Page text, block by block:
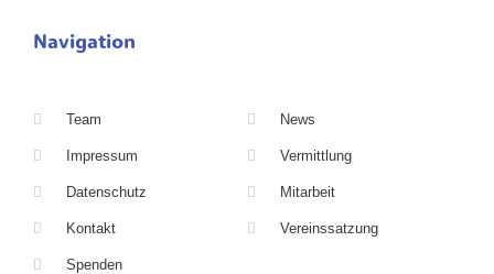
Navigation
Team
Impressum
Datenschutz
Kontakt
Spenden
News
Vermittlung
Mitarbeit
Vereinssatzung